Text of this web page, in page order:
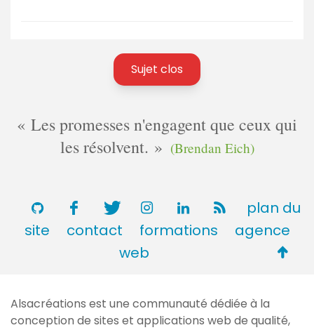
Sujet clos
Les promesses n'engagent que ceux qui
les résolvent.
(Brendan Eich)
plan du
site
contact formations
agence
web
de
Alsacréations est une communauté dédiée à la
conception de sites et applications web de qualité,